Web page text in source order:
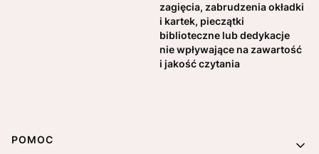
zagięcia, zabrudzenia okładki
i kartek, pieczątki
biblioteczne lub dedykacje
nie wpływające na zawartość
i jakość czytania
Linki w stopce
POMOC